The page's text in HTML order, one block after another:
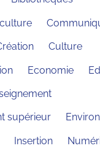
Culture
Economie
supérieur
Insertion